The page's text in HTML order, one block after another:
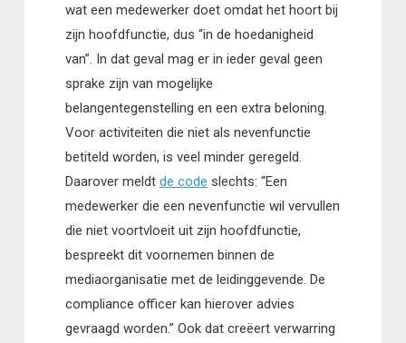
wat een medewerker doet omdat het hoort bij
zijn hoofdfunctie, dus “in de hoedanigheid
van”. In dat geval mag er in ieder geval geen
sprake zijn van mogelijke
belangentegenstelling en een extra beloning.
Voor activiteiten die niet als nevenfunctie
betiteld worden, is veel minder geregeld.
Daarover meldt de code slechts: “Een
medewerker die een nevenfunctie wil vervullen
die niet voortvloeit uit zijn hoofdfunctie,
bespreekt dit voornemen binnen de
mediaorganisatie met de leidinggevende. De
compliance officer kan hierover advies
gevraagd worden.” Ook dat creëert verwarring